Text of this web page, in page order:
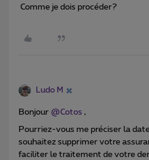
Comme je dois procéder?
Ludo M
Bonjour ​ @Cotos ,
Pourriez-vous me préciser la
souhaitez supprimer votre
faciliter le traitement de votre